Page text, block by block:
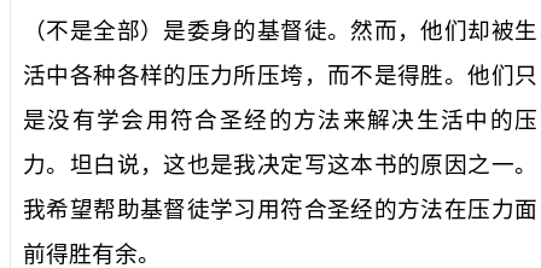
（不是全部）是委身的基督徒。然而，他们却被生
活中各种各样的压力所压垮，而不是得胜。他们只
是没有学会用符合圣经的方法来解决生活中的压
力。坦白说，这也是我决定写这本书的原因之一。
我希望帮助基督徒学习用符合圣经的方法在压力面
前得胜有余。